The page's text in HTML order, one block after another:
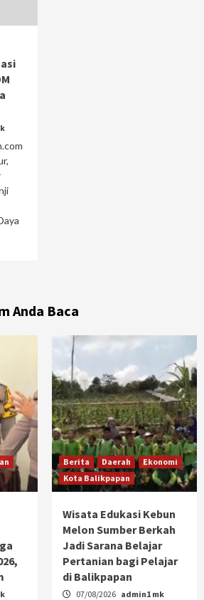
Anda Baca
Berita Daerah
Ekonomi
Kota Balikpapan
Wisata Edukasi Kebun
Melon Sumber Berkah
Jadi Sarana Belajar
Pertanian bagi Pelajar
di Balikpapan
07/08/2026 admin1 mk